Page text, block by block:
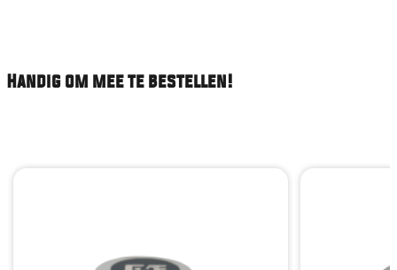
Handig om mee te bestellen!